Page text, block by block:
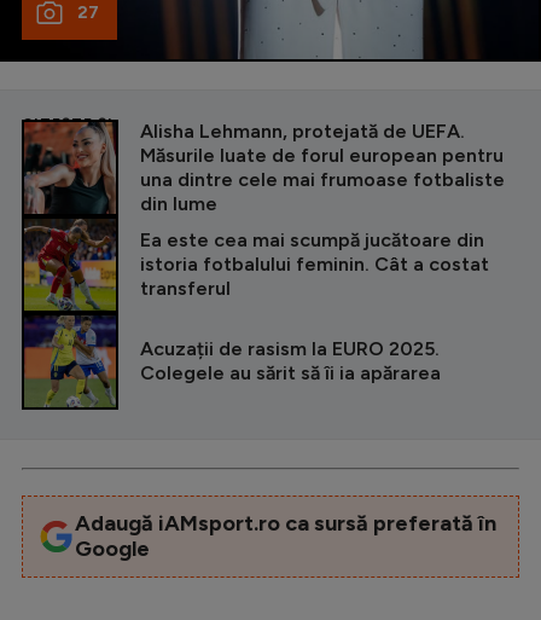
27
CITEȘTE ȘI
Alisha Lehmann, protejată de UEFA.
Măsurile luate de forul european pentru
una dintre cele mai frumoase fotbaliste
din lume
Ea este cea mai scumpă jucătoare din
istoria fotbalului feminin. Cât a costat
transferul
Acuzații de rasism la EURO 2025.
Colegele au sărit să îi ia apărarea
Adaugă iAMsport.ro ca sursă preferată în
Google